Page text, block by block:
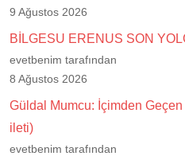
9 Ağustos 2026
BİLGESU ERENUS SON
evetbenim tarafından
8 Ağustos 2026
Güldal Mumcu: İçimden
ileti)
evetbenim tarafından